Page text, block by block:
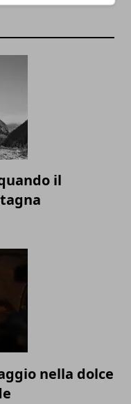
il
nella dolce